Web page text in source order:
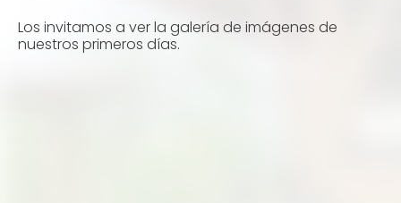
Los invitamos a ver la galería de imágenes de
nuestros primeros días.